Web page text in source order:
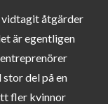
vidtagit åtgärder
är egentligen
del på en
fler kvinnor